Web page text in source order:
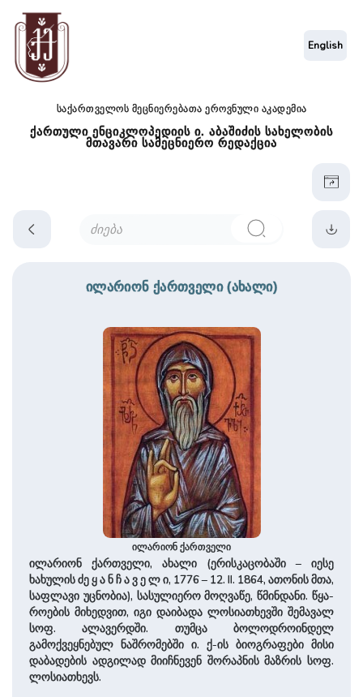
საქართველოს მეცნიერებათა ეროვნული აკადემია
ქართული ენციკლოპედიის ი. აბაშიძის სახელობის
მთავარი სამეცნიერო რედაქცია
English
ილარიონ ქართველი (ახალი)
ილარიონ ქართველი
ილარიონ ქართველი, ახალი (ერისკაცობაში – იესე
ხახულის ძე ყ ა ნ ჩ ა ვ ე ლ ი, 1776 – 12. II. 1864, ათონის მთა,
საფლავი უცნობია), სასულიერო მოღვაწე, წმინდანი. წყა­
რო­ე­ბის მიხედვით, იგი დაიბადა ლოსიათხევში შემავალ
სოფ. ალავერდში. თუმცა ბოლოდროინდელ
გამოქვეყნებულ ნაშრომებში ი. ქ-ის ბიოგრაფები მისი
დაბადების ადგილად მიიჩნევენ შორაპნის მაზრის სოფ.
ლოსიათხევს.